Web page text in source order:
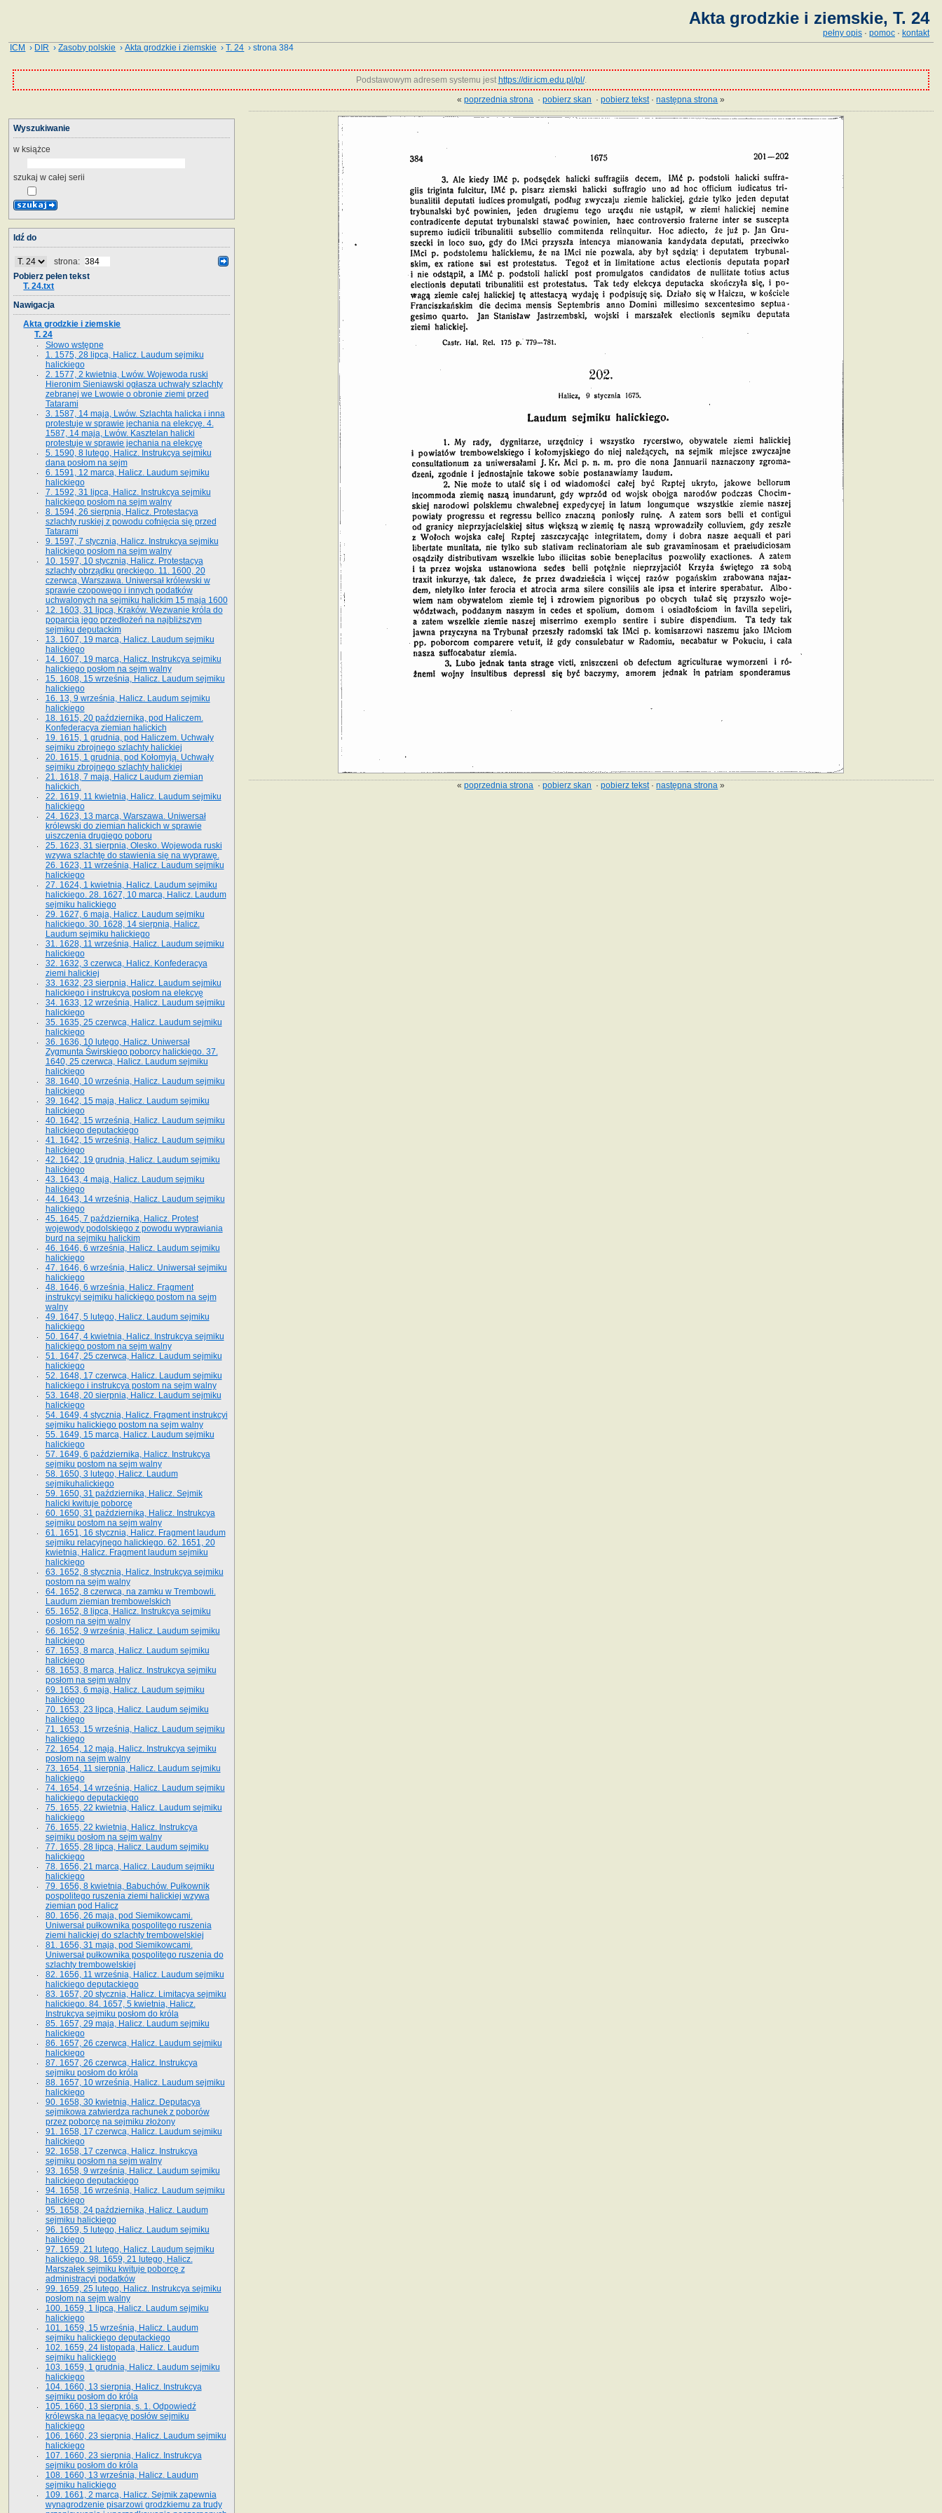
Akta grodzkie i ziemskie, T. 24
pełny opis · pomoc · kontakt
ICM › DIR ›Zasoby polskie ›Akta grodzkie i ziemskie ›T. 24 › strona 384
Podstawowym adresem systemu jest https://dir.icm.edu.pl/pl/.
«poprzednia strona ·pobierz skan ·pobierz tekst·następna strona »
«poprzednia strona ·pobierz skan ·pobierz tekst·następna strona »
Wyszukiwanie
w książce
szukaj w całej serii
Idź do
strona:
Pobierz pełen tekst
T. 24.txt
Nawigacja
Akta grodzkie i ziemskie
T. 24
Słowo wstępne
1. 1575, 28 lipca, Halicz. Laudum sejmiku
halickiego
2. 1577, 2 kwietnia, Lwów. Wojewoda ruski
Hieronim Sieniawski ogłasza uchwały szlachty
zebranej we Lwowie o obronie ziemi przed
Tatarami
3. 1587, 14 maja, Lwów. Szlachta halicka i inna
protestuje w sprawie jechania na elekcyę. 4.
1587, 14 maja, Lwów. Kasztelan halicki
protestuje w sprawie jechania na elekcyę
5. 1590, 8 lutego, Halicz. Instrukcya sejmiku
dana posłom na sejm
6. 1591, 12 marca, Halicz. Laudum sejmiku
halickiego
7. 1592, 31 lipca, Halicz. Instrukcya sejmiku
halickiego posłom na sejm walny
8. 1594, 26 sierpnia, Halicz. Protestacya
szlachty ruskiej z powodu cofnięcia się przed
Tatarami
9. 1597, 7 stycznia, Halicz. Instrukcya sejmiku
halickiego posłom na sejm walny
10. 1597, 10 stycznia, Halicz. Protestacya
szlachty obrządku greckiego. 11. 1600, 20
czerwca, Warszawa. Uniwersał królewski w
sprawie czopowego i innych podatków
uchwalonych na sejmiku halickim 15 maja 1600
12. 1603, 31 lipca, Kraków. Wezwanie króla do
poparcia jego przedłożeń na najbliższym
sejmiku deputackim
13. 1607, 19 marca, Halicz. Laudum sejmiku
halickiego
14. 1607, 19 marca, Halicz. Instrukcya sejmiku
halickiego posłom na sejm walny
15. 1608, 15 września, Halicz. Laudum sejmiku
halickiego
16. 13, 9 września, Halicz. Laudum sejmiku
halickiego
18. 1615, 20 października, pod Haliczem.
Konfederacya ziemian halickich
19. 1615, 1 grudnia, pod Haliczem. Uchwały
sejmiku zbrojnego szlachty halickiej
20. 1615, 1 grudnia, pod Kołomyją. Uchwały
sejmiku zbrojnego szlachty halickiej
21. 1618, 7 maja, Halicz Laudum ziemian
halickich.
22. 1619, 11 kwietnia, Halicz. Laudum sejmiku
halickiego
24. 1623, 13 marca, Warszawa. Uniwersał
królewski do ziemian halickich w sprawie
uiszczenia drugiego poboru
25. 1623, 31 sierpnia, Olesko. Wojewoda ruski
wzywa szlachtę do stawienia się na wyprawę.
26. 1623, 11 września, Halicz. Laudum sejmiku
halickiego
27. 1624, 1 kwietnia, Halicz. Laudum sejmiku
halickiego. 28. 1627, 10 marca, Halicz. Laudum
sejmiku halickiego
29. 1627, 6 maja, Halicz. Laudum sejmiku
halickiego. 30. 1628, 14 sierpnia, Halicz.
Laudum sejmiku halickiego
31. 1628, 11 września, Halicz. Laudum sejmiku
halickiego
32. 1632, 3 czerwca, Halicz. Konfederacya
ziemi halickiej
33. 1632, 23 sierpnia, Halicz. Laudum sejmiku
halickiego i instrukcya posłom na elekcyę
34. 1633, 12 września, Halicz. Laudum sejmiku
halickiego
35. 1635, 25 czerwca, Halicz. Laudum sejmiku
halickiego
36. 1636, 10 lutego, Halicz. Uniwersał
Zygmunta Świrskiego poborcy halickiego. 37.
1640, 25 czerwca, Halicz. Laudum sejmiku
halickiego
38. 1640, 10 września, Halicz. Laudum sejmiku
halickiego
39. 1642, 15 maja, Halicz. Laudum sejmiku
halickiego
40. 1642, 15 września, Halicz. Laudum sejmiku
halickiego deputackiego
41. 1642, 15 września, Halicz. Laudum sejmiku
halickiego
42. 1642, 19 grudnia, Halicz. Laudum sejmiku
halickiego
43. 1643, 4 maja, Halicz. Laudum sejmiku
halickiego
44. 1643, 14 września, Halicz. Laudum sejmiku
halickiego
45. 1645, 7 października, Halicz. Protest
wojewody podolskiego z powodu wyprawiania
burd na sejmiku halickim
46. 1646, 6 września, Halicz. Laudum sejmiku
halickiego
47. 1646, 6 września, Halicz. Uniwersał sejmiku
halickiego
48. 1646, 6 września, Halicz. Fragment
instrukcyi sejmiku halickiego postom na sejm
walny
49. 1647, 5 lutego, Halicz. Laudum sejmiku
halickiego
50. 1647, 4 kwietnia, Halicz. Instrukcya sejmiku
halickiego postom na sejm walny
51. 1647, 25 czerwca, Halicz. Laudum sejmiku
halickiego
52. 1648, 17 czerwca, Halicz. Laudum sejmiku
halickiego i instrukcya postom na sejm walny
53. 1648, 20 sierpnia, Halicz. Laudum sejmiku
halickiego
54. 1649, 4 stycznia, Halicz. Fragment instrukcyi
sejmiku halickiego postom na sejm walny
55. 1649, 15 marca, Halicz. Laudum sejmiku
halickiego
57. 1649, 6 października, Halicz. Instrukcya
sejmiku postom na sejm walny
58. 1650, 3 lutego, Halicz. Laudum
sejmikuhalickiego
59. 1650, 31 października, Halicz. Sejmik
halicki kwituje poborcę
60. 1650, 31 października, Halicz. Instrukcya
sejmiku postom na sejm walny
61. 1651, 16 stycznia, Halicz. Fragment laudum
sejmiku relacyjnego halickiego. 62. 1651, 20
kwietnia, Halicz. Fragment laudum sejmiku
halickiego
63. 1652, 8 stycznia, Halicz. Instrukcya sejmiku
postom na sejm walny
64. 1652, 8 czerwca, na zamku w Trembowli.
Laudum ziemian trembowelskich
65. 1652, 8 lipca, Halicz. Instrukcya sejmiku
posłom na sejm walny
66. 1652, 9 września, Halicz. Laudum sejmiku
halickiego
67. 1653, 8 marca, Halicz. Laudum sejmiku
halickiego
68. 1653, 8 marca, Halicz. Instrukcya sejmiku
posłom na sejm walny
69. 1653, 6 maja, Halicz. Laudum sejmiku
halickiego
70. 1653, 23 lipca, Halicz. Laudum sejmiku
halickiego
71. 1653, 15 września, Halicz. Laudum sejmiku
halickiego
72. 1654, 12 maja, Halicz. Instrukcya sejmiku
posłom na sejm walny
73. 1654, 11 sierpnia, Halicz. Laudum sejmiku
halickiego
74. 1654, 14 września, Halicz. Laudum sejmiku
halickiego deputackiego
75. 1655, 22 kwietnia, Halicz. Laudum sejmiku
halickiego
76. 1655, 22 kwietnia, Halicz. Instrukcya
sejmiku posłom na sejm walny
77. 1655, 28 lipca, Halicz. Laudum sejmiku
halickiego
78. 1656, 21 marca, Halicz. Laudum sejmiku
halickiego
79. 1656, 8 kwietnia, Babuchów. Pułkownik
pospolitego ruszenia ziemi halickiej wzywa
ziemian pod Halicz
80. 1656, 26 maja, pod Siemikowcami.
Uniwersał pułkownika pospolitego ruszenia
ziemi halickiej do szlachty trembowelskiej
81. 1656, 31 maja, pod Siemikowcami.
Uniwersał pułkownika pospolitego ruszenia do
szlachty trembowelskiej
82. 1656, 11 września, Halicz. Laudum sejmiku
halickiego deputackiego
83. 1657, 20 stycznia, Halicz. Limitacya sejmiku
halickiego. 84. 1657, 5 kwietnia, Halicz.
Instrukcya sejmiku posłom do króla
85. 1657, 29 maja, Halicz. Laudum sejmiku
halickiego
86. 1657, 26 czerwca, Halicz. Laudum sejmiku
halickiego
87. 1657, 26 czerwca, Halicz. Instrukcya
sejmiku posłom do króla
88. 1657, 10 września, Halicz. Laudum sejmiku
halickiego
90. 1658, 30 kwietnia, Halicz. Deputacya
sejmikowa zatwierdza rachunek z poborów
przez poborcę na sejmiku złożony
91. 1658, 17 czerwca, Halicz. Laudum sejmiku
halickiego
92. 1658, 17 czerwca, Halicz. Instrukcya
sejmiku posłom na sejm walny
93. 1658, 9 września, Halicz. Laudum sejmiku
halickiego deputackiego
94. 1658, 16 września, Halicz. Laudum sejmiku
halickiego
95. 1658, 24 października, Halicz. Laudum
sejmiku halickiego
96. 1659, 5 lutego, Halicz. Laudum sejmiku
halickiego
97. 1659, 21 lutego, Halicz. Laudum sejmiku
halickiego. 98. 1659, 21 lutego, Halicz.
Marszałek sejmiku kwituje poborcę z
administracyi podatków
99. 1659, 25 lutego, Halicz. Instrukcya sejmiku
posłom na sejm walny
100. 1659, 1 lipca, Halicz. Laudum sejmiku
halickiego
101. 1659, 15 września, Halicz. Laudum
sejmiku halickiego deputackiego
102. 1659, 24 listopada, Halicz. Laudum
sejmiku halickiego
103. 1659, 1 grudnia, Halicz. Laudum sejmiku
halickiego
104. 1660, 13 sierpnia, Halicz. Instrukcya
sejmiku posłom do króla
105. 1660, 13 sierpnia, s. 1. Odpowiedź
królewska na legacyę posłów sejmiku
halickiego
106. 1660, 23 sierpnia, Halicz. Laudum sejmiku
halickiego
107. 1660, 23 sierpnia, Halicz. Instrukcya
sejmiku posłom do króla
108. 1660, 13 września, Halicz. Laudum
sejmiku halickiego
109. 1661, 2 marca, Halicz. Sejmik zapewnia
wynagrodzenie pisarzowi grodzkiemu za trudy